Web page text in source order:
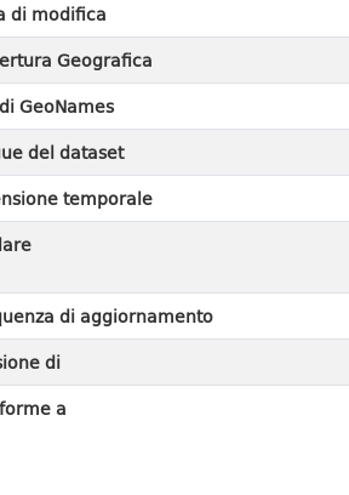
di modifica
Geografica
GeoNames
del dataset
temporale
di aggiornamento
di
a